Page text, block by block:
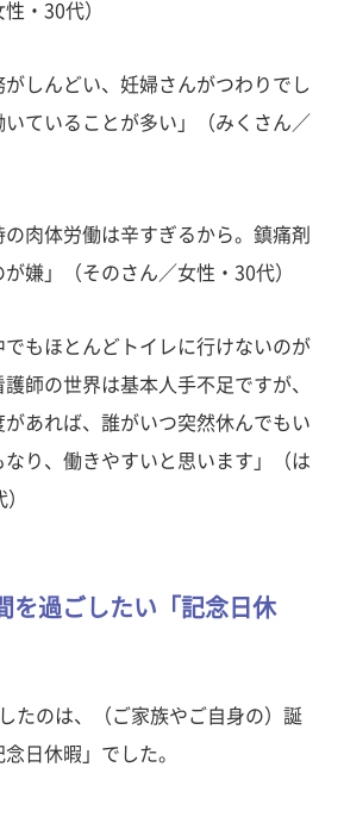
・30代）
がしんどい、妊婦さんがつわりでし
ていることが多い」（みくさん／
の肉体労働は辛すぎるから。鎮痛剤
嫌」（そのさん／女性・30代）
でもほとんどトイレに行けないのが
師の世界は基本人手不足ですが、
あれば、誰がいつ突然休んでもい
なり、働きやすいと思います」（は
を過ごしたい「記念日休
たのは、（ご家族やご自身の）誕
日休暇」でした。